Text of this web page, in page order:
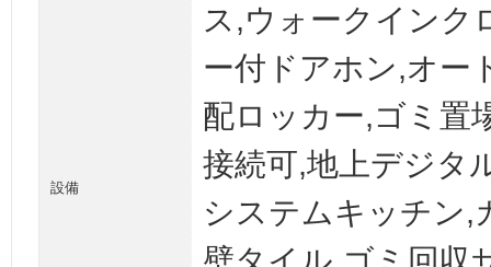
設備
ス,ウォークインク
ー付ドアホン,オー
配ロッカー,ゴミ置
接続可,地上デジタ
システムキッチン,